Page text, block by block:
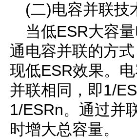
(二)电容并联技
当低ESR大容
通电容并联的方
现低ESR效果。
并联相同，即1/
1/ESRn。通过并
时增大总容量。